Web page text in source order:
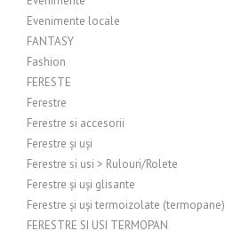
Evenimente locale
FANTASY
Fashion
FERESTE
Ferestre
Ferestre si accesorii
Ferestre și uși
Ferestre si usi > Rulouri/Rolete
Ferestre și uși glisante
Ferestre și uși termoizolate (termopane)
FERESTRE SI USI TERMOPAN